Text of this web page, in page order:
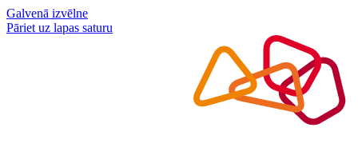
Galvenā izvēlne
Pāriet uz lapas saturu